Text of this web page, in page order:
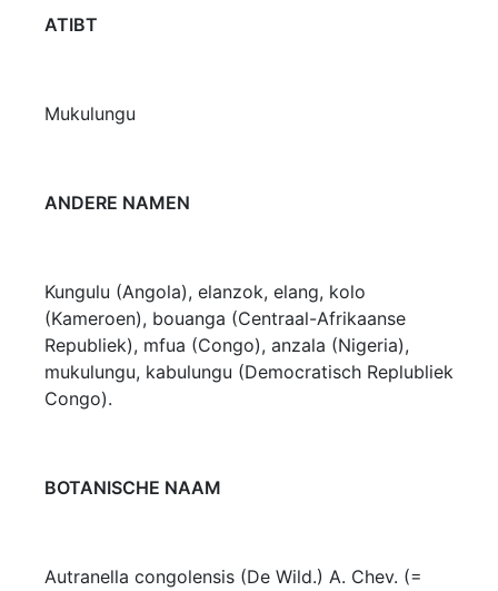
ATIBT
Mukulungu
ANDERE NAMEN
Kungulu (Angola), elanzok, elang, kolo
(Kameroen), bouanga (Centraal-Afrikaanse
Republiek), mfua (Congo), anzala (Nigeria),
mukulungu, kabulungu (Democratisch Replubliek
Congo).
BOTANISCHE NAAM
Autranella congolensis (De Wild.) A. Chev. (=